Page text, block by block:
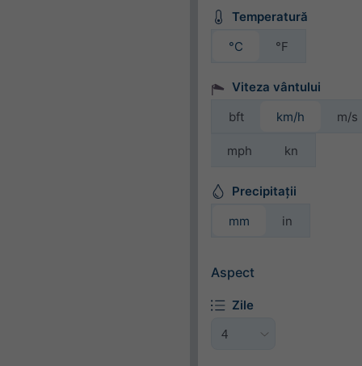
Temperatură
°C
°F
Viteza vântului
bft
km/h m/s
mph kn
Precipitații
mm
in
Aspect
Zile